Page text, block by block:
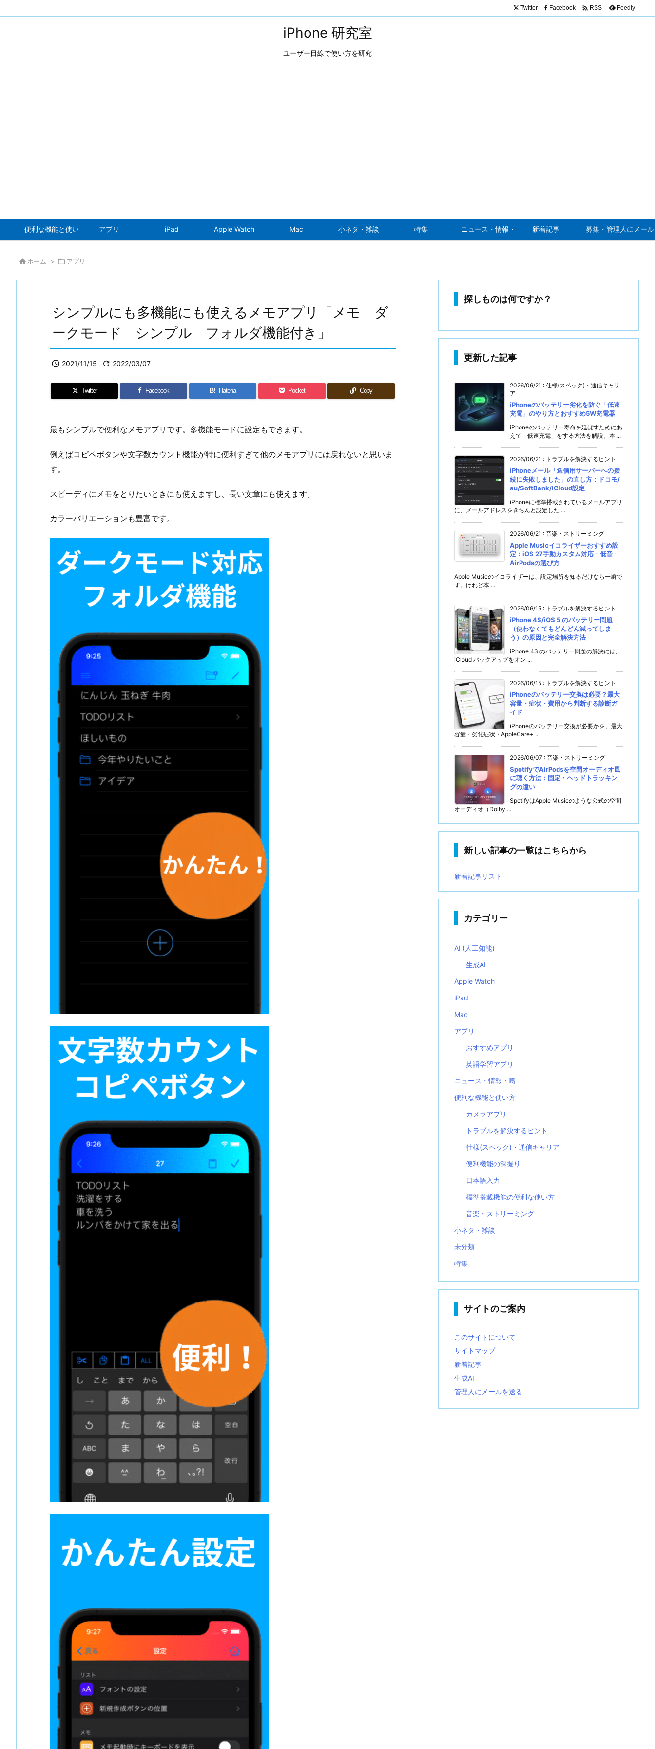
iPhone 研究室
ユーザー目線で使い方を研究
便利な機能と使い方 アプリ iPad Apple Watch Mac 小ネタ・雑談 特集 ニュース・情報・噂 新着記事 募集・管理人にメール
Twitter Facebook  RSS Feedly
 ホーム > アプリ
シンプルにも多機能にも使えるメモアプリ「メモ ダ
ークモード シンプル フォルダ機能付き」
 2021/11/15  2022/03/07
Twitter Facebook B! Hatena Pocket Copy
最もシンプルで便利なメモアプリです。多機能モードに設定もできます。
例えばコピペボタンや文字数カウント機能が特に便利すぎて他のメモアプリには戻れないと思いま
す。
スピーディにメモをとりたいときにも使えますし、長い文章にも使えます。
カラーバリエーションも豊富です。
探しものは何ですか？
更新した記事
2026/06/21 : 仕様(スペック)・通信キャリ
ア
iPhoneのバッテリー劣化を防ぐ「低速
充電」のやり方とおすすめ5W充電器
iPhoneのバッテリー寿命を延ばすためにあ
えて「低速充電」をする方法を解説。本 ...
2026/06/21 : トラブルを解決するヒント
iPhoneメール「送信用サーバーへの接
続に失敗しました」の直し方：ドコモ/
au/SoftBank/iCloud設定
iPhoneに標準搭載されているメールアプリ
に、メールアドレスをきちんと設定した ...
2026/06/21 : 音楽・ストリーミング
Apple Musicイコライザーおすすめ設
定：iOS 27手動カスタム対応・低音・
AirPodsの選び方
Apple Musicのイコライザーは、設定場所を知るだけなら一瞬で
す。けれど本 ...
2026/06/15 : トラブルを解決するヒント
iPhone 4S/iOS 5 のバッテリー問題
（使わなくてもどんどん減ってしま
う）の原因と完全解決方法
iPhone 4S のバッテリー問題の解決には、
iCloud バックアップをオン ...
2026/06/15 : トラブルを解決するヒント
iPhoneのバッテリー交換は必要？最大
容量・症状・費用から判断する診断ガ
イド
iPhoneのバッテリー交換が必要かを、最大
容量・劣化症状・AppleCare+ ...
2026/06/07 : 音楽・ストリーミング
SpotifyでAirPodsを空間オーディオ風
に聴く方法：固定・ヘッドトラッキン
グの違い
SpotifyはApple Musicのような公式の空間
オーディオ（Dolby ...
新しい記事の一覧はこちらから
新着記事リスト
カテゴリー
AI (人工知能)
生成AI
Apple Watch
iPad
Mac
アプリ
おすすめアプリ
英語学習アプリ
ニュース・情報・噂
便利な機能と使い方
カメラアプリ
トラブルを解決するヒント
仕様(スペック)・通信キャリア
便利機能の深掘り
日本語入力
標準搭載機能の便利な使い方
音楽・ストリーミング
小ネタ・雑談
未分類
特集
サイトのご案内
このサイトについて
サイトマップ
新着記事
生成AI
管理人にメールを送る